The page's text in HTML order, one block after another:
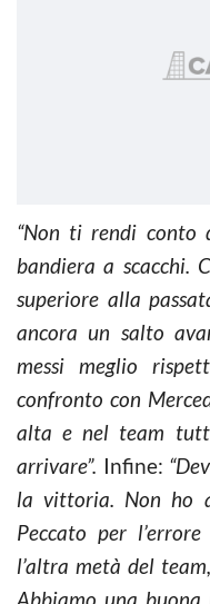
“Non ti rendi conto
bandiera a scacchi.
superiore alla
ancora un salto
messi meglio
confronto con
alta e nel team
arrivare”. Infine:
la vittoria. Non ho
Peccato per
l’altra metà del
Abbiamo una